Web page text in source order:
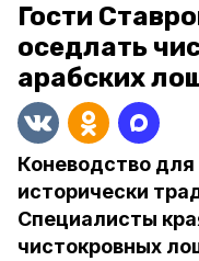
Гости
оседлать
арабских
Коневодство для
исторически
Специалисты
чистокровных